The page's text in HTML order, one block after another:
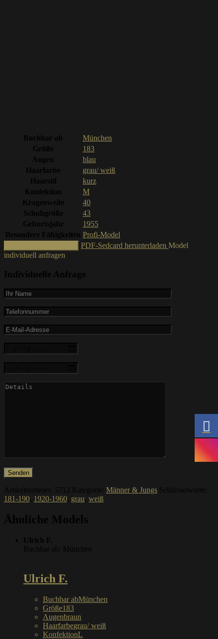
Buchbar ab
München
Größe
183
Augen
blau
Haarfarbe
grau/ weiß
Haarstil
kurz
Konfektion
M
Kragenweite
40
Schuhgröße
43
Geburtsjahr
1955
Besondere Fähigkeiten Profi-Model
PDF-Sedcard herunterladen Model
individuell anfragen
Individuelle Anfrage
Artikelnummer: 5712 Kategorie: Männer & Jungs Schlüsselworte:
181-190 1920-1960 grau weiß
Ähnliche Models
Ulrich F.
Buchbar ab: München
Ulrich F.
Buchbar abMünchen
Größe183
Augenbraun
Haarfarbegrau/ weiß
KonfektionL